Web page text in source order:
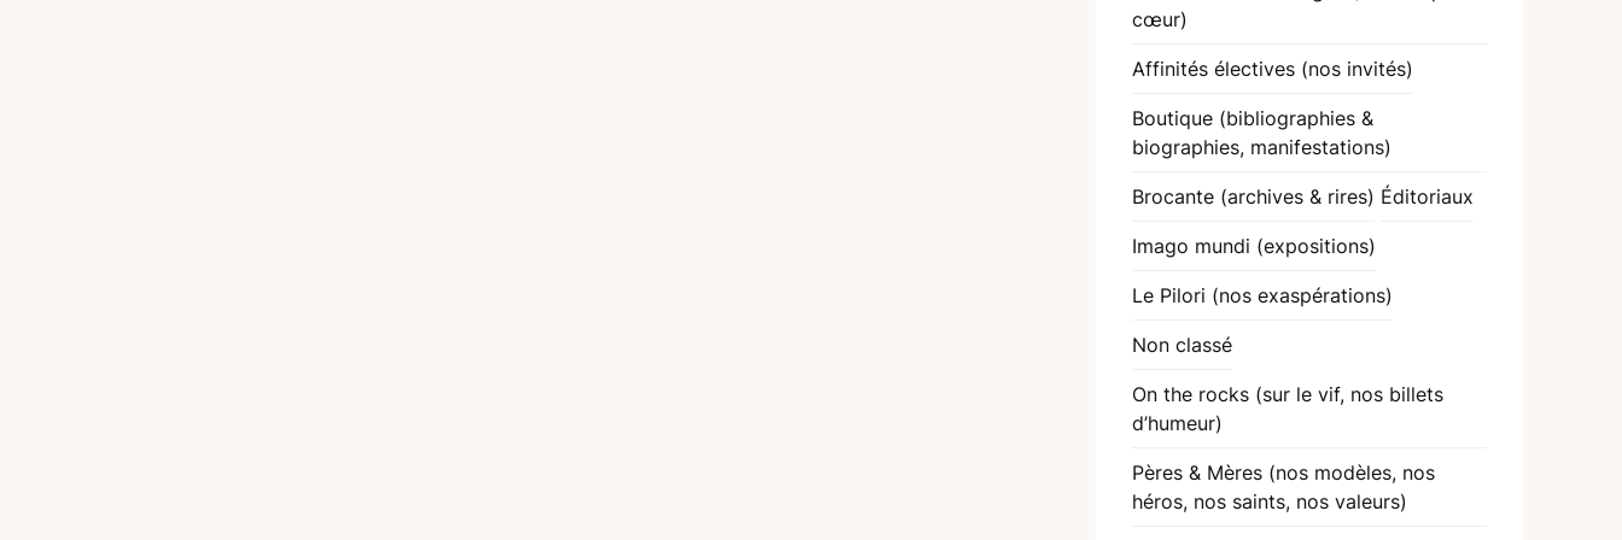
cœur)
Affinités électives (nos invités)
Boutique (bibliographies &
biographies, manifestations)
Brocante (archives & rires) Éditoriaux
Imago mundi (expositions)
Le Pilori (nos exaspérations)
Non classé
On the rocks (sur le vif, nos billets
d’humeur)
Pères & Mères (nos modèles, nos
héros, nos saints, nos valeurs)